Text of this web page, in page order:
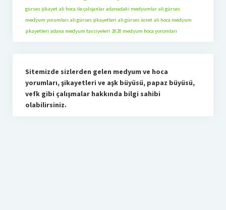
gürses şikayet ali hoca ile çalışanlar adanadaki medyumlar ali gürses
medyum yorumları ali gürses şikayetleri ali gürses ücret ali hoca medyum
şikayetleri adana medyum tavsiyeleri 2020 medyum hoca yorumları
Sitemizde sizlerden gelen medyum ve hoca
yorumları, şikayetleri ve aşk büyüsü, papaz büyüsü,
vefk gibi çalışmalar hakkında bilgi sahibi
olabilirsiniz.